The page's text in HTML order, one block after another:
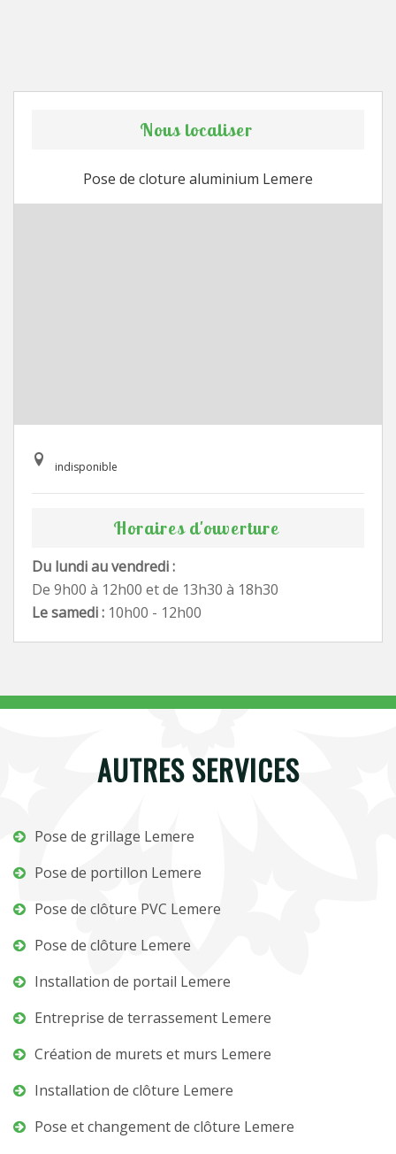
Nous localiser
Pose de cloture aluminium Lemere
indisponible
Horaires d'ouverture
Du lundi au vendredi :
De 9h00 à 12h00 et de 13h30 à 18h30
Le samedi : 10h00 - 12h00
AUTRES SERVICES
Pose de grillage Lemere
Pose de portillon Lemere
Pose de clôture PVC Lemere
Pose de clôture Lemere
Installation de portail Lemere
Entreprise de terrassement Lemere
Création de murets et murs Lemere
Installation de clôture Lemere
Pose et changement de clôture Lemere